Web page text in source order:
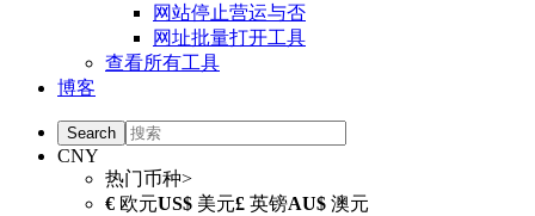
网站停止营运与否
网址批量打开工具
查看所有工具
博客
CNY
热门币种>
€ 欧元US$ 美元£ 英镑AU$ 澳元